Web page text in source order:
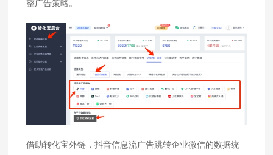
整广告策略。
借助转化宝外链，抖音信息流广告跳转企业微信的数据统